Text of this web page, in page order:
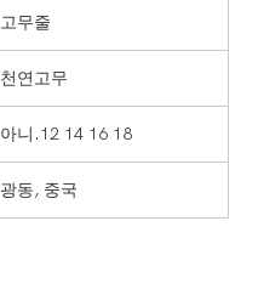
고무줄
천연고무
아니.12 14 16 18
광동, 중국